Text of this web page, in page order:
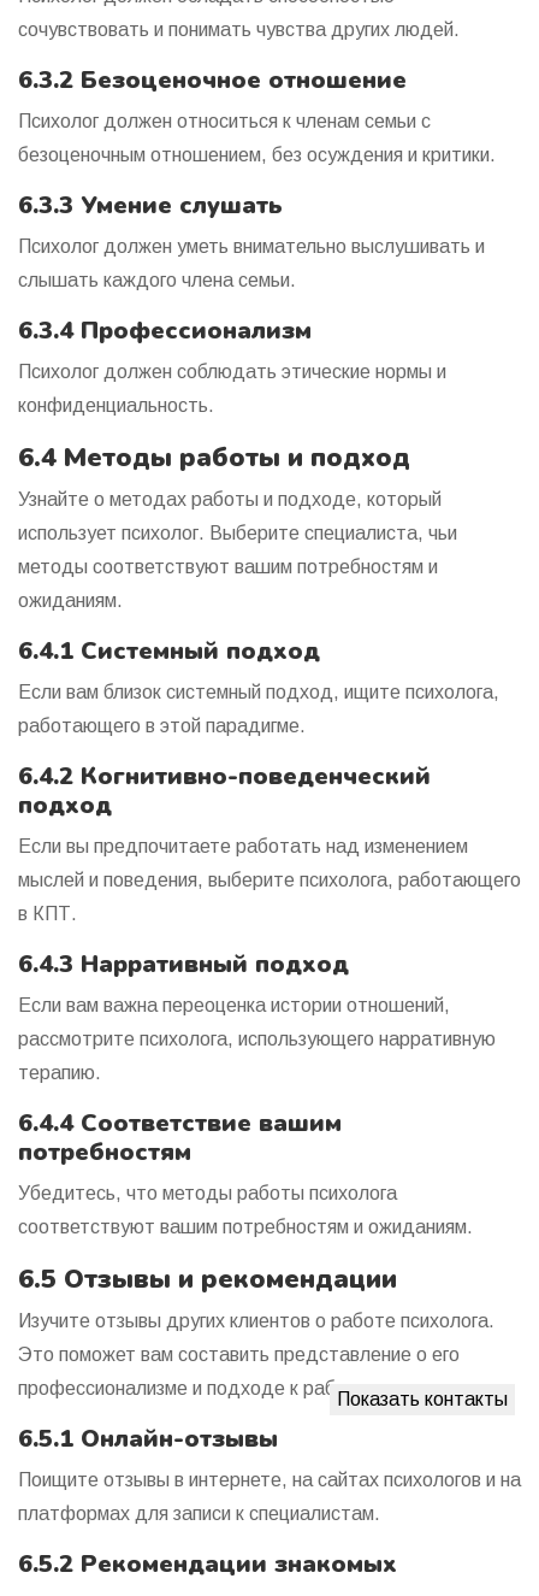
сочувствовать и понимать чувства других людей.
6.3.2 Безоценочное отношение
Психолог должен относиться к членам семьи с
безоценочным отношением, без осуждения и критики.
6.3.3 Умение слушать
Психолог должен уметь внимательно выслушивать и
слышать каждого члена семьи.
6.3.4 Профессионализм
Психолог должен соблюдать этические нормы и
конфиденциальность.
6.4 Методы работы и подход
Узнайте о методах работы и подходе, который
использует психолог. Выберите специалиста, чьи
методы соответствуют вашим потребностям и
ожиданиям.
6.4.1 Системный подход
Если вам близок системный подход, ищите психолога,
работающего в этой парадигме.
6.4.2 Когнитивно-поведенческий
подход
Если вы предпочитаете работать над изменением
мыслей и поведения, выберите психолога, работающего
в КПТ.
6.4.3 Нарративный подход
Если вам важна переоценка истории отношений,
рассмотрите психолога, использующего нарративную
терапию.
6.4.4 Соответствие вашим
потребностям
Убедитесь, что методы работы психолога
соответствуют вашим потребностям и ожиданиям.
6.5 Отзывы и рекомендации
Изучите отзывы других клиентов о работе психолога.
Это поможет вам составить представление о его
профессионализме и подходе к работе.
6.5.1 Онлайн-отзывы
Поищите отзывы в интернете, на сайтах психологов и на
платформах для записи к специалистам.
6.5.2 Рекомендации знакомых
Показать контакты